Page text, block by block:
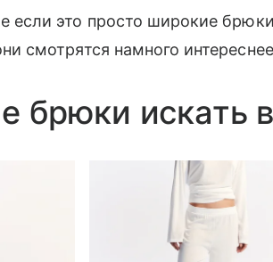
если это просто широкие
смотрятся намного
брюки искать